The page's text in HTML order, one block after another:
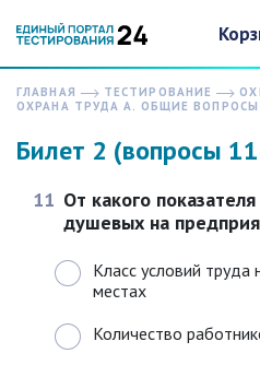
ГЛАВНАЯ ТЕСТИРОВАНИЕ
ОХРАНА ТРУДА А. ОБЩИЕ
Билет 2 (вопросы
11 От какого
душевых на
Класс условий труда
местах
Количество